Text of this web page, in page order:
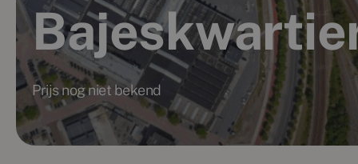
Prijs nog niet bekend